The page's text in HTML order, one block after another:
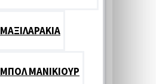
ΜΑΞΙΛΑΡΑΚΙΑ
ΜΠΟΛ ΜΑΝΙΚΙΟΥΡ